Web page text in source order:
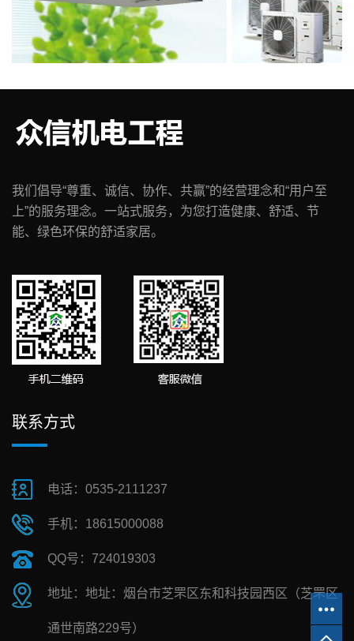
我们倡导“尊重、诚信、协作、共赢”的经营理念和“用户至
上”的服务理念。一站式服务，为您打造健康、舒适、节
能、绿色环保的舒适家居。
联系方式
电话：0535-2111237
手机：18615000088
QQ号：724019303
地址：地址：烟台市芝罘区东和科技园西区（芝罘区
通世南路229号）